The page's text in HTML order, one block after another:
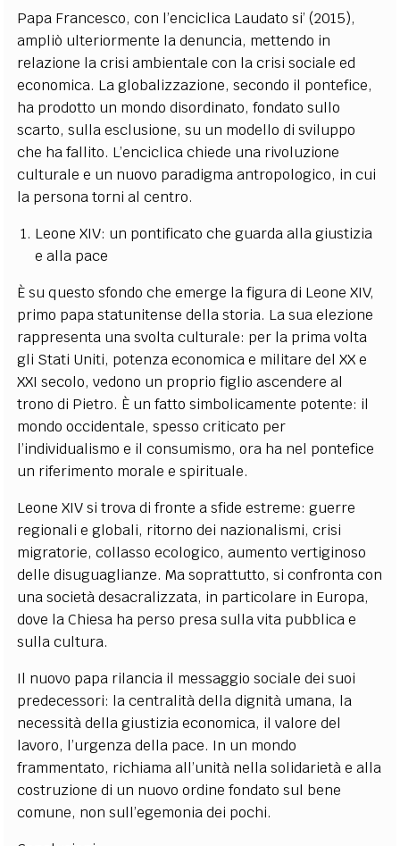
Papa Francesco, con l’enciclica Laudato si’ (2015),
ampliò ulteriormente la denuncia, mettendo in
relazione la crisi ambientale con la crisi sociale ed
economica. La globalizzazione, secondo il pontefice,
ha prodotto un mondo disordinato, fondato sullo
scarto, sulla esclusione, su un modello di sviluppo
che ha fallito. L’enciclica chiede una rivoluzione
culturale e un nuovo paradigma antropologico, in cui
la persona torni al centro.
Leone XIV: un pontificato che guarda alla giustizia
e alla pace
È su questo sfondo che emerge la figura di Leone XIV,
primo papa statunitense della storia. La sua elezione
rappresenta una svolta culturale: per la prima volta
gli Stati Uniti, potenza economica e militare del XX e
XXI secolo, vedono un proprio figlio ascendere al
trono di Pietro. È un fatto simbolicamente potente: il
mondo occidentale, spesso criticato per
l’individualismo e il consumismo, ora ha nel pontefice
un riferimento morale e spirituale.
Leone XIV si trova di fronte a sfide estreme: guerre
regionali e globali, ritorno dei nazionalismi, crisi
migratorie, collasso ecologico, aumento vertiginoso
delle disuguaglianze. Ma soprattutto, si confronta con
una società desacralizzata, in particolare in Europa,
dove la Chiesa ha perso presa sulla vita pubblica e
sulla cultura.
Il nuovo papa rilancia il messaggio sociale dei suoi
predecessori: la centralità della dignità umana, la
necessità della giustizia economica, il valore del
lavoro, l’urgenza della pace. In un mondo
frammentato, richiama all’unità nella solidarietà e alla
costruzione di un nuovo ordine fondato sul bene
comune, non sull’egemonia dei pochi.